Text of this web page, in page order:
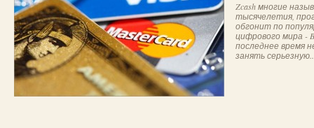
Zcash многие
тысячелетия,
обгонит по
цифрового мира -
последнее время
занять